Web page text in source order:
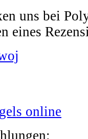
uns bei
eines
online